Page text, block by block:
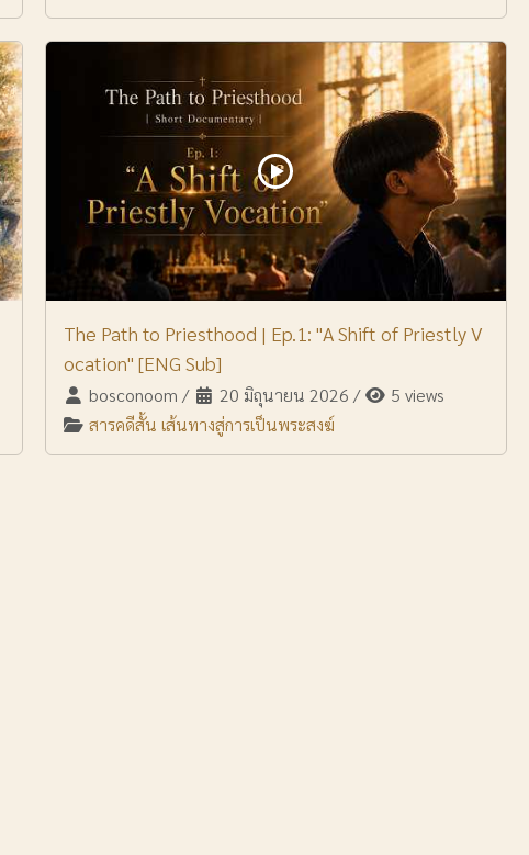
The Path to Priesthood | Ep.1: "A Shift of Priestly V
ocation" [ENG Sub]
bosconoom / 20 มิถุนายน 2026 /
5 views
สารคดีสั้น เส้นทางสู่การเป็นพระสงฆ์